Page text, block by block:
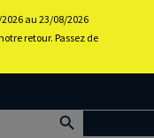
Retour
au 23/08/2026
retour. Passez de